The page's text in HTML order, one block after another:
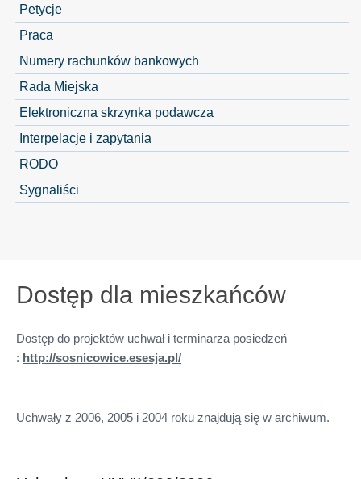
Petycje
Praca
Numery rachunków bankowych
Rada Miejska
Elektroniczna skrzynka podawcza
Interpelacje i zapytania
RODO
Sygnaliści
Dostęp dla mieszkańców
Dostęp do projektów uchwał i terminarza posiedzeń
: http://sosnicowice.esesja.pl/
Uchwały z 2006, 2005 i 2004 roku znajdują się w archiwum.